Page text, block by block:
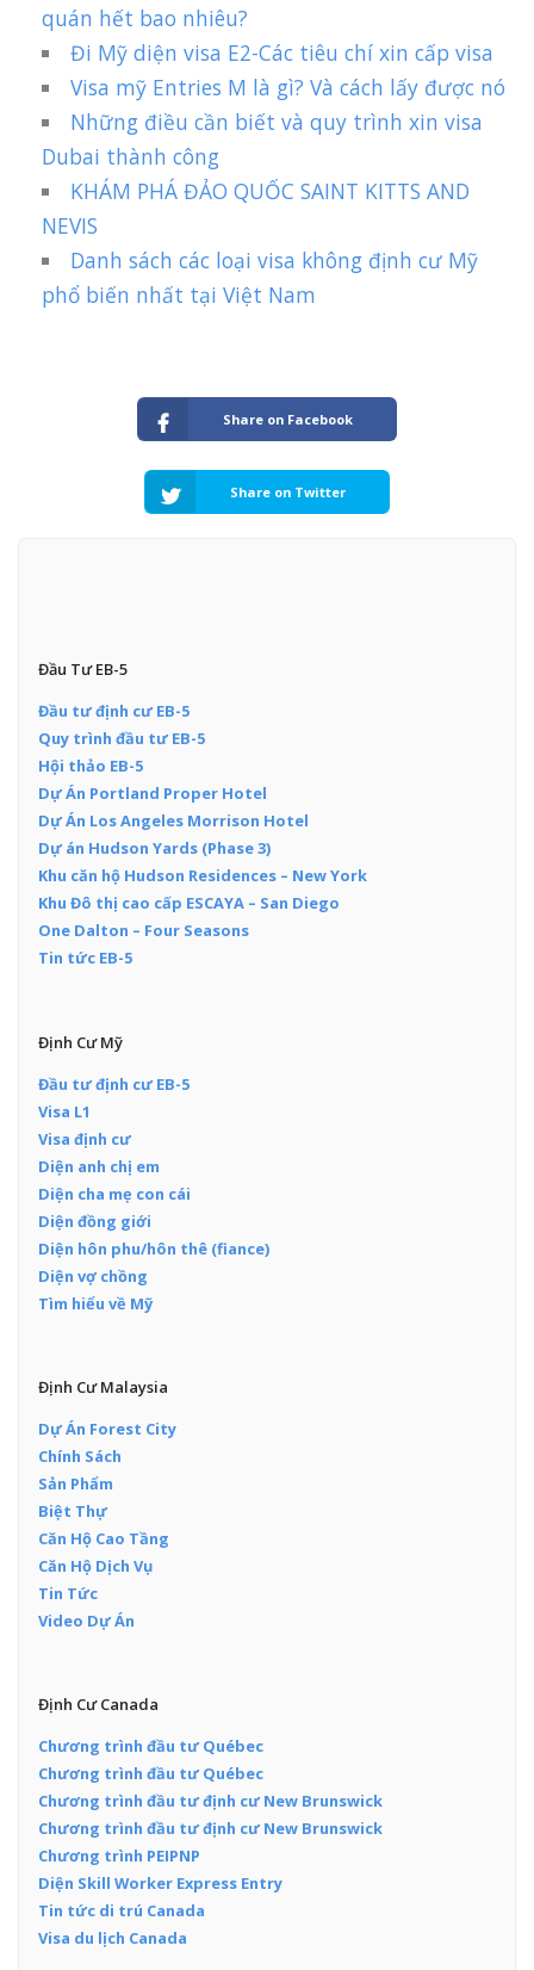
quán hết bao nhiêu?
Đi Mỹ diện visa E2-Các tiêu chí xin cấp visa
Visa mỹ Entries M là gì? Và cách lấy được nó
Những điều cần biết và quy trình xin visa
Dubai thành công
KHÁM PHÁ ĐẢO QUỐC SAINT KITTS AND
NEVIS
Danh sách các loại visa không định cư Mỹ
phổ biến nhất tại Việt Nam
Share on Facebook
Share on Twitter
Đầu Tư EB-5
Đầu tư định cư EB-5
Quy trình đầu tư EB-5
Hội thảo EB-5
Dự Án Portland Proper Hotel
Dự Án Los Angeles Morrison Hotel
Dự án Hudson Yards (Phase 3)
Khu căn hộ Hudson Residences – New York
Khu Đô thị cao cấp ESCAYA – San Diego
One Dalton – Four Seasons
Tin tức EB-5
Định Cư Mỹ
Đầu tư định cư EB-5
Visa L1
Visa định cư
Diện anh chị em
Diện cha mẹ con cái
Diện đồng giới
Diện hôn phu/hôn thê (fiance)
Diện vợ chồng
Tìm hiểu về Mỹ
Định Cư Malaysia
Dự Án Forest City
Chính Sách
Sản Phẩm
Biệt Thự
Căn Hộ Cao Tầng
Căn Hộ Dịch Vụ
Tin Tức
Video Dự Án
Định Cư Canada
Chương trình đầu tư Québec
Chương trình đầu tư Québec
Chương trình đầu tư định cư New Brunswick
Chương trình đầu tư định cư New Brunswick
Chương trình PEIPNP
Diện Skill Worker Express Entry
Tin tức di trú Canada
Visa du lịch Canada